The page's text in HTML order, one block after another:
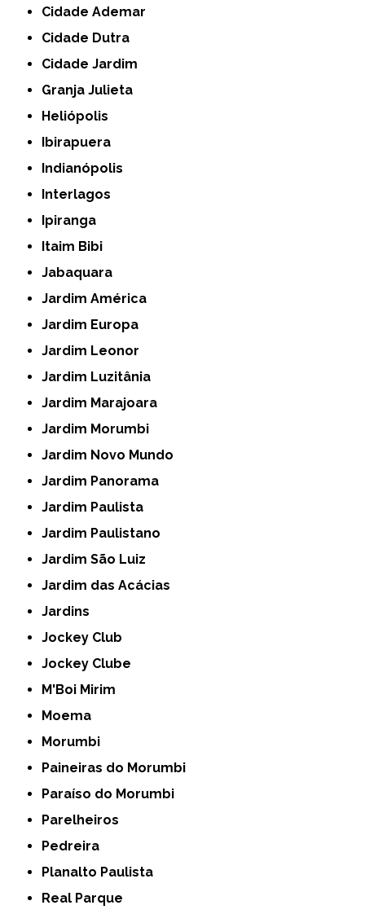
Cidade Ademar
Cidade Dutra
Cidade Jardim
Granja Julieta
Heliópolis
Ibirapuera
Indianópolis
Interlagos
Ipiranga
Itaim Bibi
Jabaquara
Jardim América
Jardim Europa
Jardim Leonor
Jardim Luzitânia
Jardim Marajoara
Jardim Morumbi
Jardim Novo Mundo
Jardim Panorama
Jardim Paulista
Jardim Paulistano
Jardim São Luiz
Jardim das Acácias
Jardins
Jockey Club
Jockey Clube
M'Boi Mirim
Moema
Morumbi
Paineiras do Morumbi
Paraíso do Morumbi
Parelheiros
Pedreira
Planalto Paulista
Real Parque